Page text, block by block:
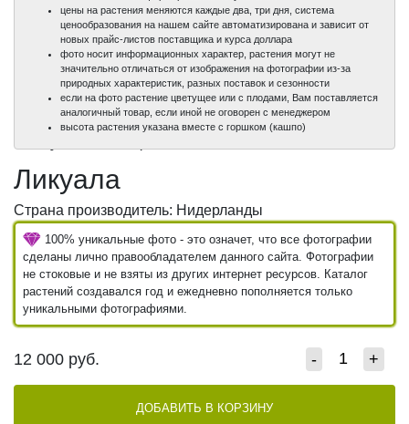
100%
100%
100%
цены на растения меняются каждые два, три дня, система
ценообразования на нашем сайте автоматизирована и зависит от
новых прайс-листов поставщика и курса доллара
фото носит информационных характер, растения могут не
значительно отличаться от изображения на фотографии из-за
природных характеристик, разных поставок и сезонности
если на фото растение цветущее или с плодами, Вам поставляется
аналогичный товар, если иной не оговорен с менеджером
высота растения указана вместе с горшком (кашпо)
Ликуала
Страна производитель: Нидерланды
100% уникальные фото - это означет, что все фотографии
сделаны лично правообладателем данного сайта. Фотографии
не стоковые и не взяты из других интернет ресурсов. Каталог
растений создавался год и ежедневно пополняется только
уникальными фотографиями.
12 000 руб. - +
ДОБАВИТЬ В КОРЗИНУ